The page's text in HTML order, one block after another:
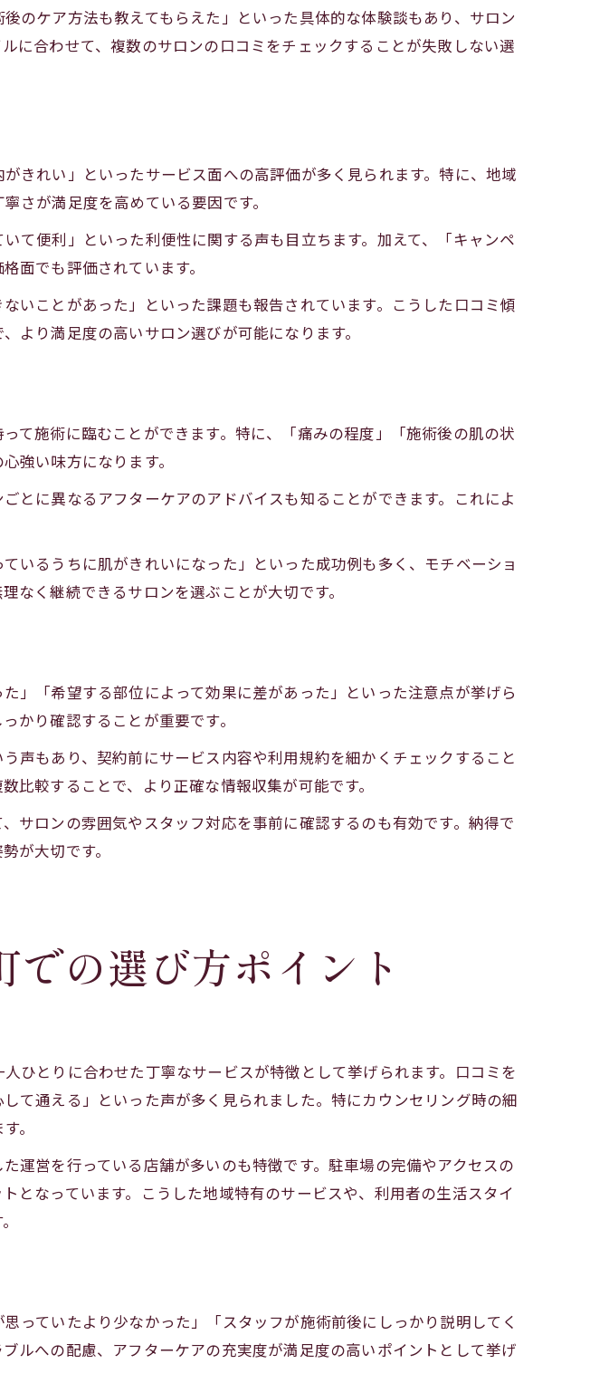
すめの脱毛サロン選び
想でわかる最新傾向
最新機器と効果
シャルと全身脱毛
選ぶ基準とは
ロン選び基準とは
脱毛サロンの選択ポイント
る脱毛サロンの実態
のケア方法も教えてもらえた」といった具体的な体験談もあり、サロン
に合わせて、複数のサロンの口コミをチェックすることが失敗しない選
きれい」といったサービス面への高評価が多く見られます。特に、地域
さが満足度を高めている要因です。
て便利」といった利便性に関する声も目立ちます。加えて、「キャンペ
面でも評価されています。
いことがあった」といった課題も報告されています。こうした口コミ傾
より満足度の高いサロン選びが可能になります。
て施術に臨むことができます。特に、「痛みの程度」「施術後の肌の状
強い味方になります。
とに異なるアフターケアのアドバイスも知ることができます。これによ
いるうちに肌がきれいになった」といった成功例も多く、モチベーショ
なく継続できるサロンを選ぶことが大切です。
」「希望する部位によって効果に差があった」といった注意点が挙げら
かり確認することが重要です。
声もあり、契約前にサービス内容や利用規約を細かくチェックすること
較することで、より正確な情報収集が可能です。
サロンの雰囲気やスタッフ対応を事前に確認するのも有効です。納得で
が大切です。
の選び方ポイント
ひとりに合わせた丁寧なサービスが特徴として挙げられます。口コミを
て通える」といった声が多く見られました。特にカウンセリング時の細
。
運営を行っている店舗が多いのも特徴です。駐車場の完備やアクセスの
となっています。こうした地域特有のサービスや、利用者の生活スタイ
っていたより少なかった」「スタッフが施術前後にしっかり説明してく
ルへの配慮、アフターケアの充実度が満足度の高いポイントとして挙げ